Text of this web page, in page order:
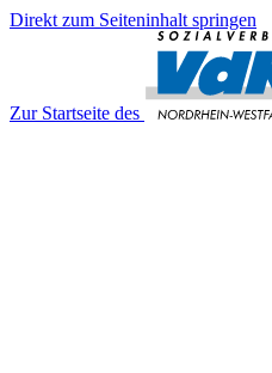
Direkt zum Seiteninhalt springen
Zur Startseite des